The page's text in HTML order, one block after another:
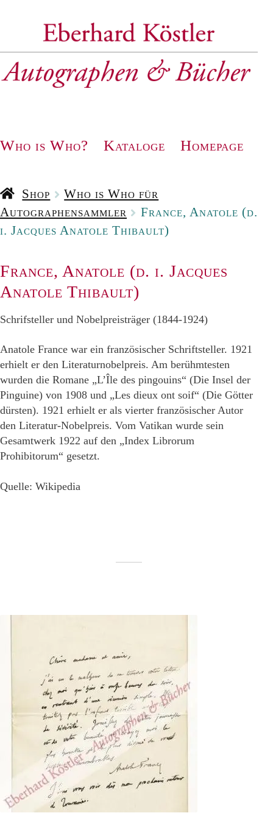
Navigation
Who is Who? Kataloge Homepage
Shop
Who is Who für
Autographensammler
France, Anatole (d.
i. Jacques Anatole Thibault)
France, Anatole (d. i. Jacques
Anatole Thibault)
Schrifsteller und Nobelpreisträger (1844-1924)
Anatole France war ein französischer Schriftsteller. 1921
erhielt er den Literaturnobelpreis. Am berühmtesten
wurden die Romane „L’Île des pingouins“ (Die Insel der
Pinguine) von 1908 und „Les dieux ont soif“ (Die Götter
dürsten). 1921 erhielt er als vierter französischer Autor
den Literatur-Nobelpreis. Vom Vatikan wurde sein
Gesamtwerk 1922 auf den „Index Librorum
Prohibitorum“ gesetzt.
Quelle: Wikipedia